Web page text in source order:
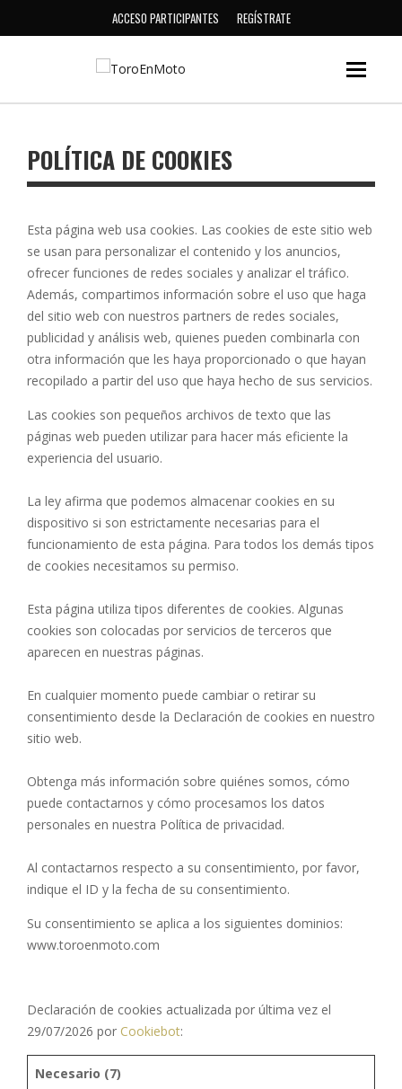
ACCESO PARTICIPANTES REGÍSTRATE
POLÍTICA DE COOKIES
Esta página web usa cookies. Las cookies de este sitio web
se usan para personalizar el contenido y los anuncios,
ofrecer funciones de redes sociales y analizar el tráfico.
Además, compartimos información sobre el uso que haga
del sitio web con nuestros partners de redes sociales,
publicidad y análisis web, quienes pueden combinarla con
otra información que les haya proporcionado o que hayan
recopilado a partir del uso que haya hecho de sus servicios.
Las cookies son pequeños archivos de texto que las
páginas web pueden utilizar para hacer más eficiente la
experiencia del usuario.
La ley afirma que podemos almacenar cookies en su
dispositivo si son estrictamente necesarias para el
funcionamiento de esta página. Para todos los demás tipos
de cookies necesitamos su permiso.
Esta página utiliza tipos diferentes de cookies. Algunas
cookies son colocadas por servicios de terceros que
aparecen en nuestras páginas.
En cualquier momento puede cambiar o retirar su
consentimiento desde la Declaración de cookies en nuestro
sitio web.
Obtenga más información sobre quiénes somos, cómo
puede contactarnos y cómo procesamos los datos
personales en nuestra Política de privacidad.
Al contactarnos respecto a su consentimiento, por favor,
indique el ID y la fecha de su consentimiento.
Su consentimiento se aplica a los siguientes dominios:
www.toroenmoto.com
Declaración de cookies actualizada por última vez el
29/07/2026 por Cookiebot:
Necesario (7)